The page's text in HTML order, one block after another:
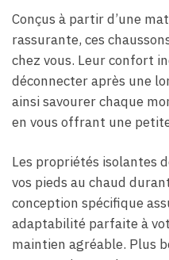
Conçus à partir d’une
rassurante, ces
chez vous. Leur confort
déconnecter après une
ainsi savourer chaque
en vous offrant une
Les propriétés isolantes
vos pieds au chaud
conception spécifique
adaptabilité parfaite à
maintien agréable. Plus